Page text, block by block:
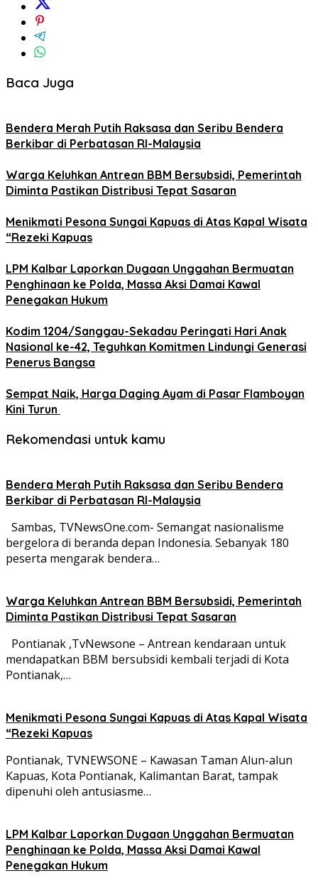
Baca Juga
Bendera Merah Putih Raksasa dan Seribu Bendera
Berkibar di Perbatasan RI-Malaysia
Warga Keluhkan Antrean BBM Bersubsidi, Pemerintah
Diminta Pastikan Distribusi Tepat Sasaran
Menikmati Pesona Sungai Kapuas di Atas Kapal Wisata
“Rezeki Kapuas
LPM Kalbar Laporkan Dugaan Unggahan Bermuatan
Penghinaan ke Polda, Massa Aksi Damai Kawal
Penegakan Hukum
Kodim 1204/Sanggau-Sekadau Peringati Hari Anak
Nasional ke-42, Teguhkan Komitmen Lindungi Generasi
Penerus Bangsa
Sempat Naik, Harga Daging Ayam di Pasar Flamboyan
Kini Turun
Rekomendasi untuk kamu
Bendera Merah Putih Raksasa dan Seribu Bendera
Berkibar di Perbatasan RI-Malaysia
Sambas, TVNewsOne.com- Semangat nasionalisme
bergelora di beranda depan Indonesia. Sebanyak 180
peserta mengarak bendera…
Warga Keluhkan Antrean BBM Bersubsidi, Pemerintah
Diminta Pastikan Distribusi Tepat Sasaran
Pontianak ,TvNewsone – Antrean kendaraan untuk
mendapatkan BBM bersubsidi kembali terjadi di Kota
Pontianak,…
Menikmati Pesona Sungai Kapuas di Atas Kapal Wisata
“Rezeki Kapuas
Pontianak, TVNEWSONE – Kawasan Taman Alun-alun
Kapuas, Kota Pontianak, Kalimantan Barat, tampak
dipenuhi oleh antusiasme…
LPM Kalbar Laporkan Dugaan Unggahan Bermuatan
Penghinaan ke Polda, Massa Aksi Damai Kawal
Penegakan Hukum